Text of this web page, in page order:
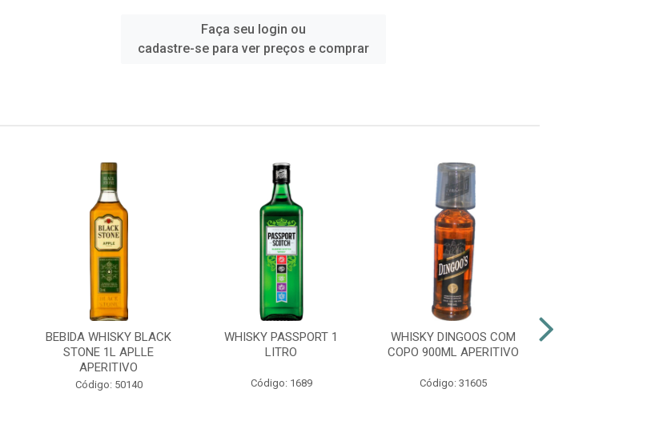
Faça seu login ou
cadastre-se para ver preços e comprar
BEBIDA WHISKY BLACK
STONE 1L APLLE
APERITIVO
Código: 50140
WHISKY PASSPORT 1
LITRO
Código: 1689
WHISKY DINGOOS COM
COPO 900ML APERITIVO
Código: 31605